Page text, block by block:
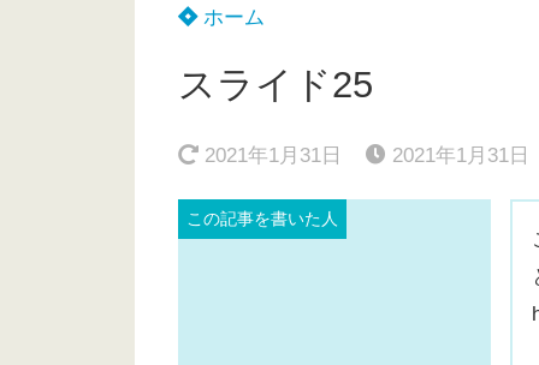
ホーム
スライド25
2021年1月31日 2021年1月31日